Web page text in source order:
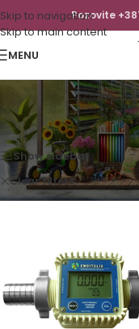
Skip to navigation
Skip to main content
Pozovite
MENU
Početna /Shop
Show sidebar
Clear filters Eno